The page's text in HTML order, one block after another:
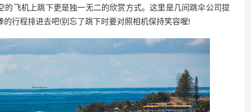
飞机上跳下更是独一无二的欣赏方式。这里是几间跳伞公司提
行程排进去吧!别忘了跳下时要对照相机保持笑容喔!